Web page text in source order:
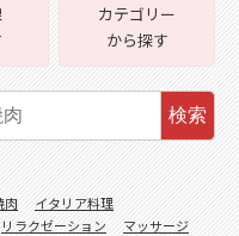
カテゴリー
から探す
検索
肉
イタリア料理
リラクゼーション
マッサージ